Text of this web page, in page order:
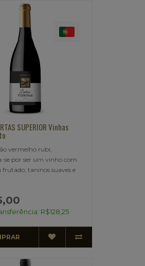
SUPERIOR Vinhas
vermelho rubi,
se por ser um vinho com
taninos suaves e
R$128,25